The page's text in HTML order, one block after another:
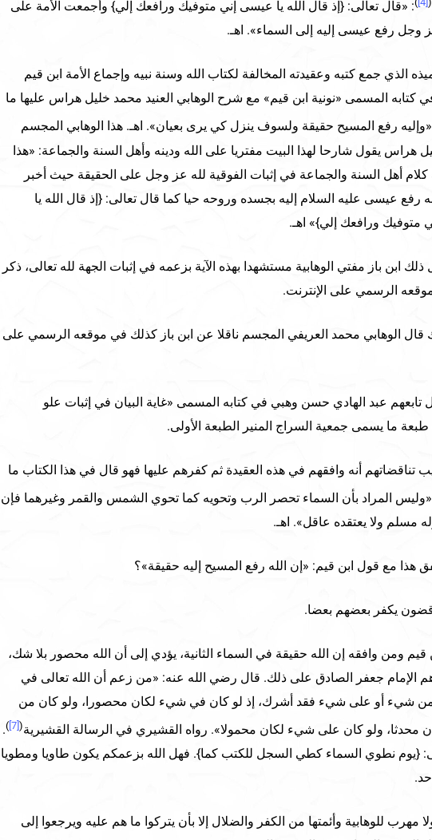
: «قال تعالى: {إذ قال الله يا عيسى إني متوفيك ورافعك إلي} وأجمعت الأمة على
وجل رفع عيسى إليه إلى السماء». اهـ.
الذي جمع كتبه وعقيدته المخالفة لكتاب الله وسنة نبيه وإجماع الأمة ابن قيم
في كتابه المسمى «نونية ابن قيم» مع شرح الوهابي العنيد محمد خليل هراس عليها ما
رفع المسيح حقيقة ولسوف ينزل كي يرى بعيان». اهـ. هذا الوهابي المجسم
هراس يقول شارحا لهذا البيت مفتريا على الله ودينه وأهل السنة والجماعة: «هذا
أهل السنة والجماعة في إثبات الفوقية لله عز وجل على الحقيقة حيث أخبر
رفع عيسى عليه السلام إليه بجسده وروحه حيا كما قال تعالى: {إذ قال الله يا
متوفيك ورافعك إلي}» اهـ.
ابن باز مفتي الوهابية مستشهدا بهذه الآية بزعمه في إثبات الجهة لله تعالى، ذكر
الرسمي على الإنترنت.
قال الوهابي محمد العريفي المجسم ناقلا عن ابن باز كذلك في موقعه الرسمي على
تابعهم عبد الهادي حسن وهبي في كتابه المسمى «غاية البيان في إثبات علو
ما يسمى جمعية السراج المنير الطبعة الأولى.
تناقضاتهم أنه وافقهم في هذه العقيدة ثم كفرهم عليها فهو قال في هذا الكتاب ما
المراد بأن السماء تحصر الرب وتحويه كما تحوي الشمس والقمر وغيرهما فإن
مسلم ولا يعتقده عاقل». اهـ.
هذا مع قول ابن قيم: «إن الله رفع المسيح إليه حقيقة»؟
يكفر بعضهم بعضا.
قيم ومن وافقه إن الله حقيقة في السماء الثانية، يؤدي إلى أن الله محصور بلا شك،
الإمام جعفر الصادق على ذلك. قال رضي الله عنه: «من زعم أن الله تعالى في
شيء أو على شيء فقد أشرك، إذ لو كان في شيء لكان محصورا، ولو كان من
محدثا، ولو كان على شيء لكان محمولا». رواه القشيري في الرسالة القشيرية(
[7]
)
.
{يوم نطوي السماء كطي السجل للكتب كما}. فهل الله بزعمكم يكون طاويا ومطويا
مهرب للوهابية وأئمتها من الكفر والضلال إلا بأن يتركوا ما هم عليه ويرجعوا إلى